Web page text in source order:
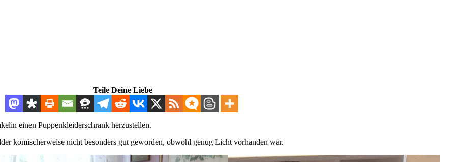
Teile Deine Liebe
einen Puppenkleiderschrank herzustellen.
komischerweise nicht besonders gut geworden, obwohl genug Licht vorhanden war.